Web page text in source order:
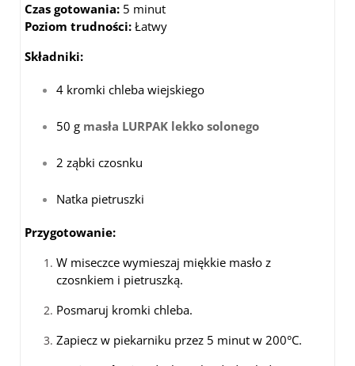
Czas gotowania: 5 minut
Poziom trudności: Łatwy
Składniki:
4 kromki chleba wiejskiego
50 g masła LURPAK lekko solonego
2 ząbki czosnku
Natka pietruszki
Przygotowanie:
W miseczce wymieszaj miękkie masło z
czosnkiem i pietruszką.
Posmaruj kromki chleba.
Zapiecz w piekarniku przez 5 minut w 200°C.